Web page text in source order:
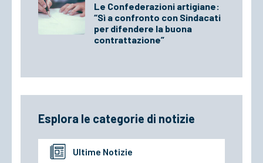
Le Confederazioni artigiane:
“Sì a confronto con Sindacati
per difendere la buona
contrattazione”
Esplora le categorie di notizie
Ultime Notizie